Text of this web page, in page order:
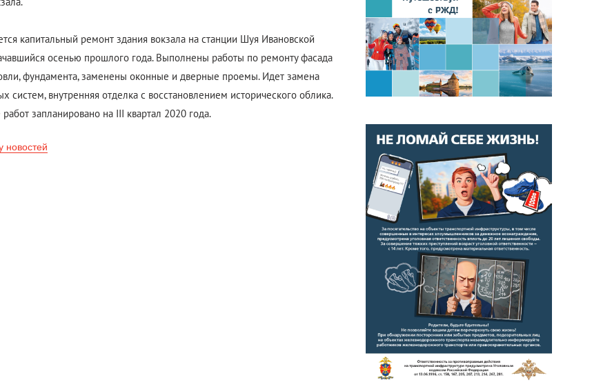
капитальный ремонт здания вокзала на станции Шуя Ивановской
осенью прошлого года. Выполнены работы по ремонту фасада
фундамента, заменены оконные и дверные проемы. Идет замена
систем, внутренняя отделка с восстановлением исторического облика.
запланировано на III квартал 2020 года.
новостей